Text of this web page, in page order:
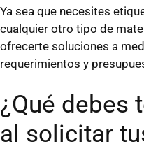
Ya sea que necesites
cualquier otro tipo de
ofrecerte soluciones a
requerimientos y
¿Qué debes
al solicitar